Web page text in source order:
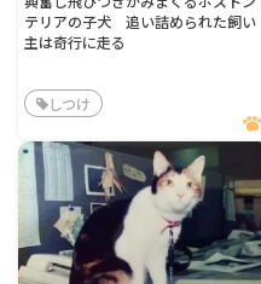
テリアの子犬 追い詰められた飼い
主は奇行に走る
しつけ